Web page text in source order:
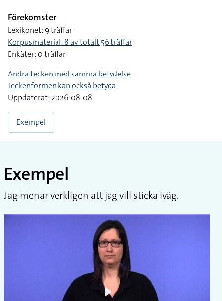
Förekomster
Lexikonet: 9 träffar
Korpusmaterial: 8 av totalt 56 träffar
Enkäter: 0 träffar
Andra tecken med samma betydelse
Teckenformen kan också betyda
Uppdaterat: 2026-08-08
Exempel
Exempel
Jag menar verkligen att jag vill sticka iväg.